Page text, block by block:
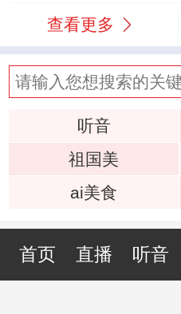
查看更多
听音
祖国美
ai美食
首页 直播 听音